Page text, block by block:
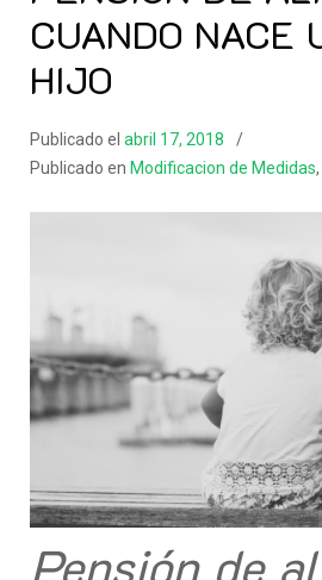
CUANDO NACE
HIJO
Publicado el abril 17, 2018
Publicado en Modificacion de Medidas,
Pensiónde